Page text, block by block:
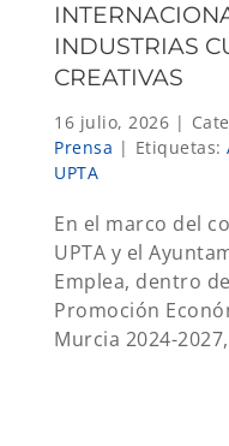
INDUSTRIAS
CREATIVAS
16 julio, 2026 |
Prensa | Etiquetas:
UPTA
En el marco del
UPTA y el
Emplea, dentro
Promoción
Murcia 2024-